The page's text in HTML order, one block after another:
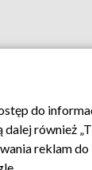
do
również
reklam